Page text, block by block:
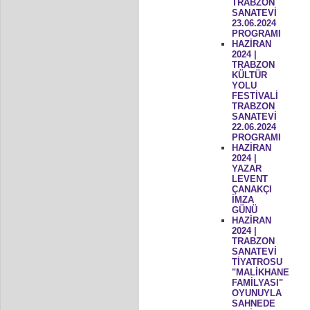
TRABZON
SANATEVİ
23.06.2024
PROGRAMI
HAZİRAN
2024 |
TRABZON
KÜLTÜR
YOLU
FESTİVALİ
TRABZON
SANATEVİ
22.06.2024
PROGRAMI
HAZİRAN
2024 |
YAZAR
LEVENT
ÇANAKÇI
İMZA
GÜNÜ
HAZİRAN
2024 |
TRABZON
SANATEVİ
TİYATROSU
"MALİKHANE
FAMİLYASI"
OYUNUYLA
SAHNEDE